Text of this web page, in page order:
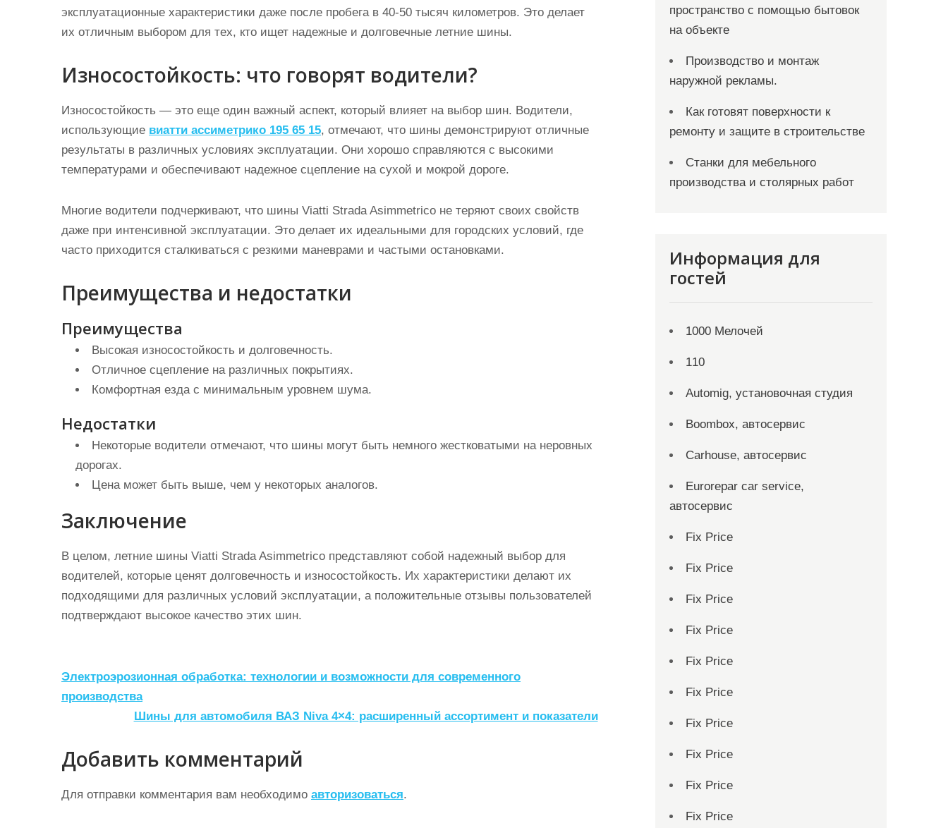
эксплуатационные характеристики даже после пробега в 40-50 тысяч километров. Это делает
их отличным выбором для тех, кто ищет надежные и долговечные летние шины.
Износостойкость: что говорят водители?
Износостойкость — это еще один важный аспект, который влияет на выбор шин. Водители,
использующие виатти ассиметрико 195 65 15, отмечают, что шины демонстрируют отличные
результаты в различных условиях эксплуатации. Они хорошо справляются с высокими
температурами и обеспечивают надежное сцепление на сухой и мокрой дороге.
Многие водители подчеркивают, что шины Viatti Strada Asimmetrico не теряют своих свойств
даже при интенсивной эксплуатации. Это делает их идеальными для городских условий, где
часто приходится сталкиваться с резкими маневрами и частыми остановками.
Преимущества и недостатки
Преимущества
Высокая износостойкость и долговечность.
Отличное сцепление на различных покрытиях.
Комфортная езда с минимальным уровнем шума.
Недостатки
Некоторые водители отмечают, что шины могут быть немного жестковатыми на неровных
дорогах.
Цена может быть выше, чем у некоторых аналогов.
Заключение
В целом, летние шины Viatti Strada Asimmetrico представляют собой надежный выбор для
водителей, которые ценят долговечность и износостойкость. Их характеристики делают их
подходящими для различных условий эксплуатации, а положительные отзывы пользователей
подтверждают высокое качество этих шин.
Н
а
и
г
а
Электроэрозионная обработка: технологии и возможности для современного
производства
Шины для автомобиля ВАЗ Niva 4×4: расширенный ассортимент и показатели
Добавить комментарий
Для отправки комментария вам необходимо авторизоваться.
пространство с помощью бытовок
на объекте
Производство и монтаж
наружной рекламы.
Как готовят поверхности к
ремонту и защите в строительстве
Станки для мебельного
производства и столярных работ
Информация для
гостей
1000 Мелочей
110
Automig, установочная студия
Boombox, автосервис
Carhouse, автосервис
Eurorepar car service,
автосервис
Fix Price
Fix Price
Fix Price
Fix Price
Fix Price
Fix Price
Fix Price
Fix Price
Fix Price
Fix Price